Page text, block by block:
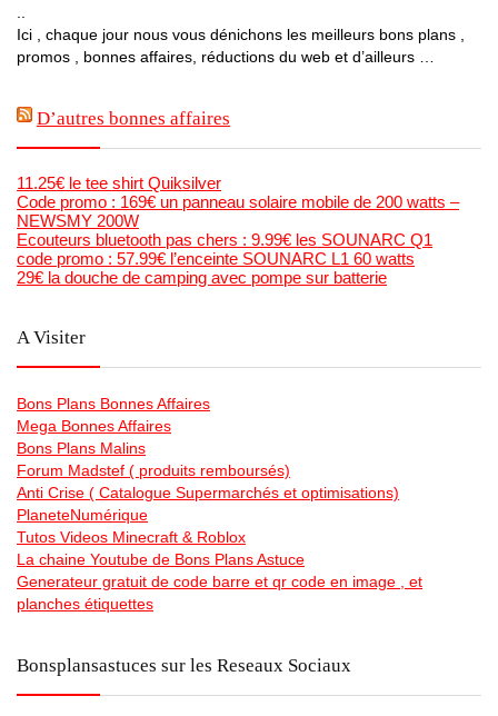
Ici , chaque jour nous vous dénichons les meilleurs bons plans ,
promos , bonnes affaires, réductions du web et d’ailleurs …
D’autres bonnes affaires
11.25€ le tee shirt Quiksilver
Code promo : 169€ un panneau solaire mobile de 200 watts –
NEWSMY 200W
Ecouteurs bluetooth pas chers : 9.99€ les SOUNARC Q1
code promo : 57.99€ l’enceinte SOUNARC L1 60 watts
29€ la douche de camping avec pompe sur batterie
A Visiter
Bons Plans Bonnes Affaires
Mega Bonnes Affaires
Bons Plans Malins
Forum Madstef ( produits remboursés)
Anti Crise ( Catalogue Supermarchés et optimisations)
PlaneteNumérique
Tutos Videos Minecraft & Roblox
La chaine Youtube de Bons Plans Astuce
Generateur gratuit de code barre et qr code en image , et
planches étiquettes
Bonsplansastuces sur les Reseaux Sociaux